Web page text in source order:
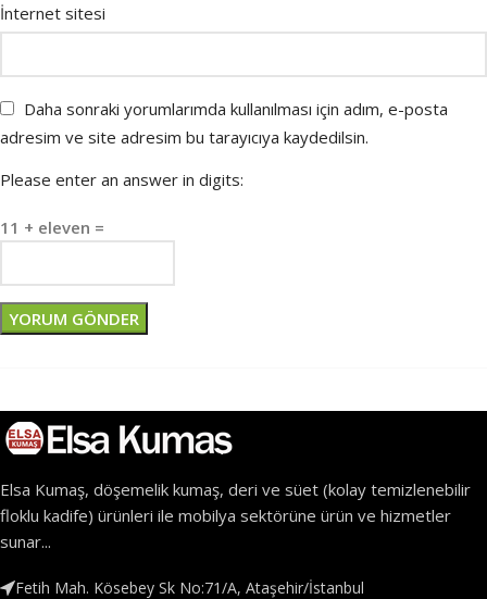
İnternet sitesi
Daha sonraki yorumlarımda kullanılması için adım, e-posta
adresim ve site adresim bu tarayıcıya kaydedilsin.
Please enter an answer in digits:
11 + eleven =
Elsa Kumaş, döşemelik kumaş, deri ve süet (kolay temizlenebilir
floklu kadife) ürünleri ile mobilya sektörüne ürün ve hizmetler
sunar...
Fetih Mah. Kösebey Sk No:71/A, Ataşehir/İstanbul